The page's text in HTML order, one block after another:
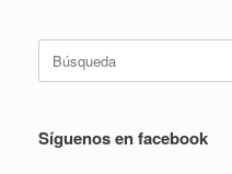
Síguenos en facebook